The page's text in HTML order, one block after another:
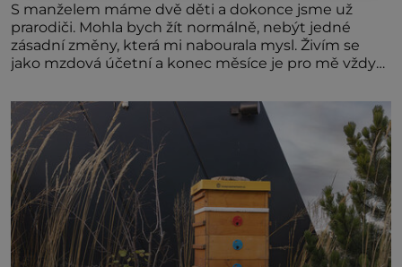
S manželem máme dvě děti a dokonce jsme už
prarodiči. Mohla bych žít normálně, nebýt jedné
zásadní změny, která mi nabourala mysl. Živím se
jako mzdová účetní a konec měsíce je pro mě vždy
máme vnoučata, mi dcera čím dál častěji volá o
pomoc, co se hlídání týče. Dalo by se